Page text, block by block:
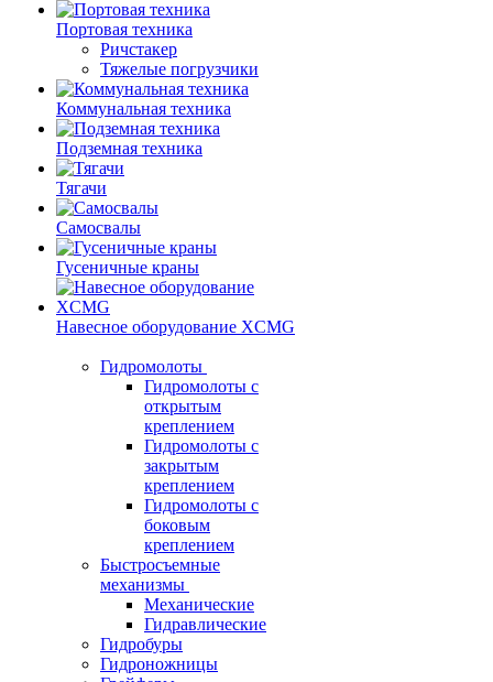
Портовая техника
Ричстакер
Тяжелые погрузчики
Коммунальная техника
Подземная техника
Тягачи
Самосвалы
Гусеничные краны
Навесное оборудование XCMG
Гидромолоты
Гидромолоты с
открытым
креплением
Гидромолоты с
закрытым
креплением
Гидромолоты с
боковым
креплением
Быстросъемные
механизмы
Механические
Гидравлические
Гидробуры
Гидроножницы